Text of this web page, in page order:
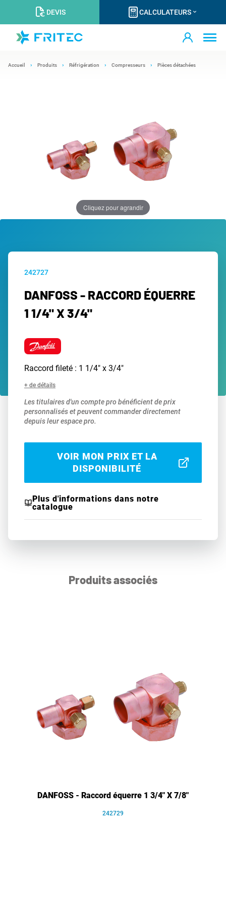
DEVIS CALCULATEURS
Accueil Produits Réfrigération Compresseurs Pièces détachées
Cliquez pour agrandir
242727
DANFOSS - RACCORD ÉQUERRE
1 1/4" X 3/4"
Raccord fileté : 1 1/4" x 3/4"
+ de détails
Les titulaires d'un compte pro bénéficient de prix
personnalisés et peuvent commander directement
depuis leur espace pro.
VOIR MON PRIX ET LA
DISPONIBILITÉ
Plus d'informations dans notre
catalogue
Produits associés
DANFOSS - Raccord équerre 1 3/4" X 7/8"
242729